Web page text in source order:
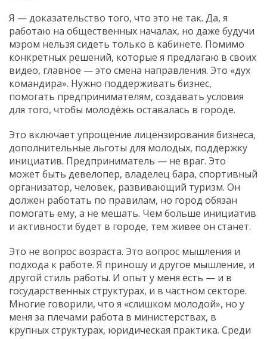
Я — доказательство того, что это не так. Да, я
работаю на общественных началах, но даже будучи
мэром нельзя сидеть только в кабинете. Помимо
конкретных решений, которые я предлагаю в своих
видео, главное — это смена направления. Это «дух
командира». Нужно поддерживать бизнес,
помогать предпринимателям, создавать условия
для того, чтобы молодёжь оставалась в городе.
Это включает упрощение лицензирования бизнеса,
дополнительные льготы для молодых, поддержку
инициатив. Предприниматель — не враг. Это
может быть девелопер, владелец бара, спортивный
организатор, человек, развивающий туризм. Он
должен работать по правилам, но город обязан
помогать ему, а не мешать. Чем больше инициатив
и активности будет в городе, тем живее он станет.
Это не вопрос возраста. Это вопрос мышления и
подхода к работе. Я приношу и другое мышление, и
другой стиль работы. И опыт у меня есть — и в
государственных структурах, и в частном секторе.
Многие говорили, что я «слишком молодой», но у
меня за плечами работа в министерствах, в
крупных структурах, юридическая практика. Среди